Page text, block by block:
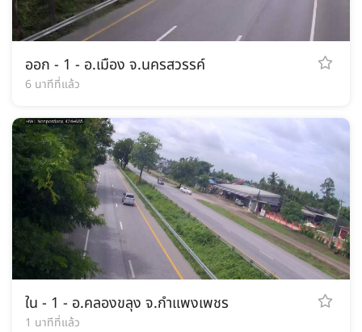
ออก - 1 - อ.เมือง จ.นครสวรรค์
6 นาทีที่แล้ว
ใน - 1 - อ.คลองขลุง จ.กำแพงเพชร
1 นาทีที่แล้ว